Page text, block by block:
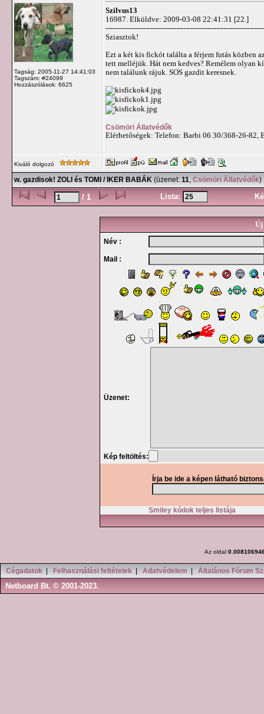
Tagság: 2005-11-27 14:41:03
Tagszám: #24099
Hozzászólások: 6625
Szilvus13
16987. Elküldve: 2009-03-08 22:41:31 [22.]
Sziasztok!
Ezt a két kis fickót találta a férjem futás közben
tett melléjük. Hát nem kedves? Remélem olyan
nem találunk rájuk. SOS gazdit keresnek.
Csömöri Állatvédők
Elérhetőségek: Telefon: Barbi 06 30/368-26-82,
Kiváló dolgozó
w. gazdisok! ZOLI és TOMI / IKER BABÁK (üzenet: 11, Csömöri Állatvédők)
/ 1 Lista:
Új
Név :
Mail :
Üzenet:
Kép feltöltés:
Írja be ide a képen látható
Smiley kódok teljes listája
Az oldal
Cégadatok Felhasználási feltételek Adatvédelem Általános Fórum
Netboard Bt. © 2001-2023.